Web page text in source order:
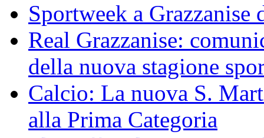
Sportweek a
Real Grazzanise:
della nuova stagione
Calcio: La nuova S.
alla Prima Categoria